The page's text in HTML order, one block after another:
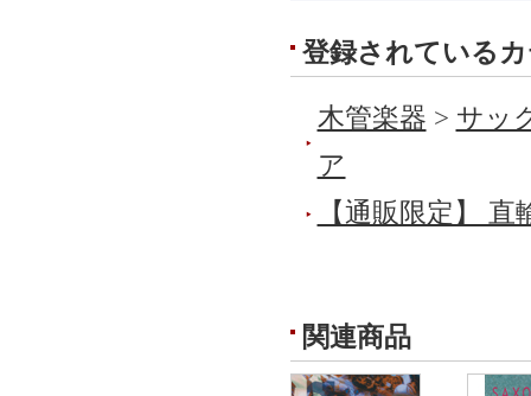
登録されている
木管楽器 > サッ
ア
【通販限定】 直
関連商品